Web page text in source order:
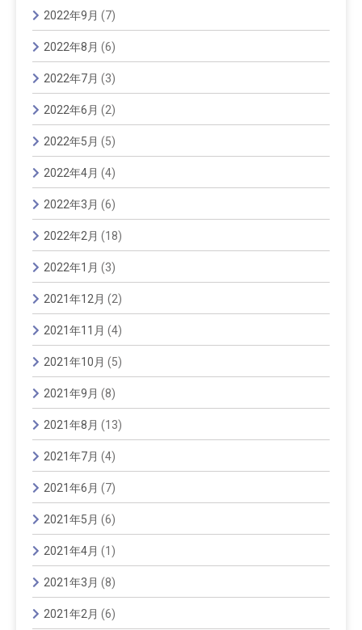
2022年9月 (7)
2022年8月 (6)
2022年7月 (3)
2022年6月 (2)
2022年5月 (5)
2022年4月 (4)
2022年3月 (6)
2022年2月 (18)
2022年1月 (3)
2021年12月 (2)
2021年11月 (4)
2021年10月 (5)
2021年9月 (8)
2021年8月 (13)
2021年7月 (4)
2021年6月 (7)
2021年5月 (6)
2021年4月 (1)
2021年3月 (8)
2021年2月 (6)